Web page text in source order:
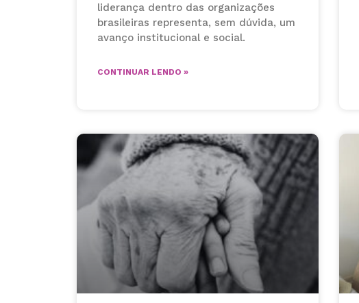
liderança dentro das organizações
brasileiras representa, sem dúvida, um
avanço institucional e social.
CONTINUAR LENDO »